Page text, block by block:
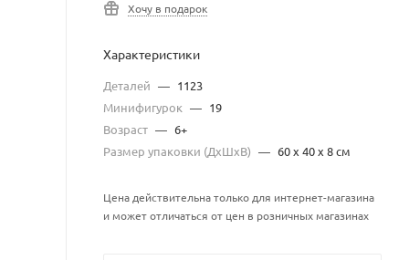
Хочу в подарок
Характеристики
Деталей — 1123
Минифигурок — 19
Возраст — 6+
Размер упаковки (ДхШхВ) — 60 x 40 x 8 см
Цена действительна только для интернет-магазина
и может отличаться от цен в розничных магазинах